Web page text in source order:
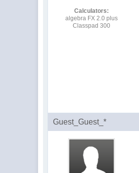
Calculators:
algebra FX 2.0 plus
Classpad 300
Guest_Guest_*